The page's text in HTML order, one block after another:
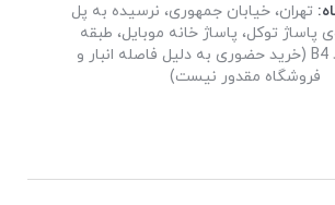
تهران، خیابان جمهوری، نرسیده به پل
پاساژ توکل، پاساژ خانه موبایل، طبقه
منفی1، واحد B4 (خرید حضوری به دلیل فاصله انبار و
فروشگاه مقدور نیست)